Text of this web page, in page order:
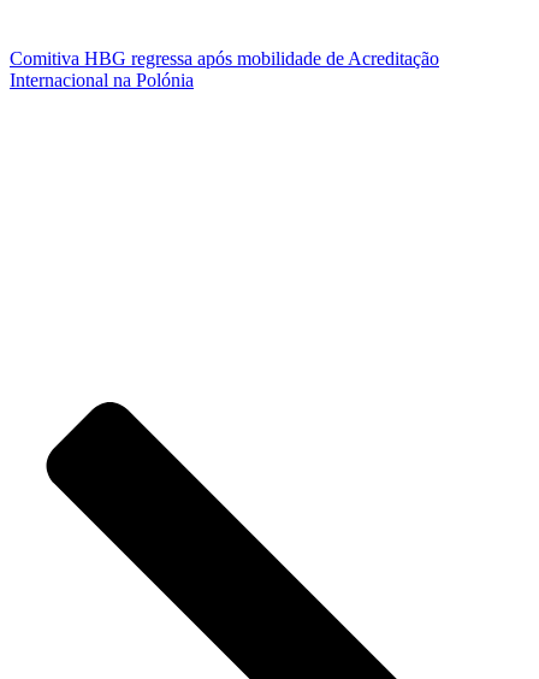
Comitiva HBG regressa após mobilidade de Acreditação
Internacional na Polónia